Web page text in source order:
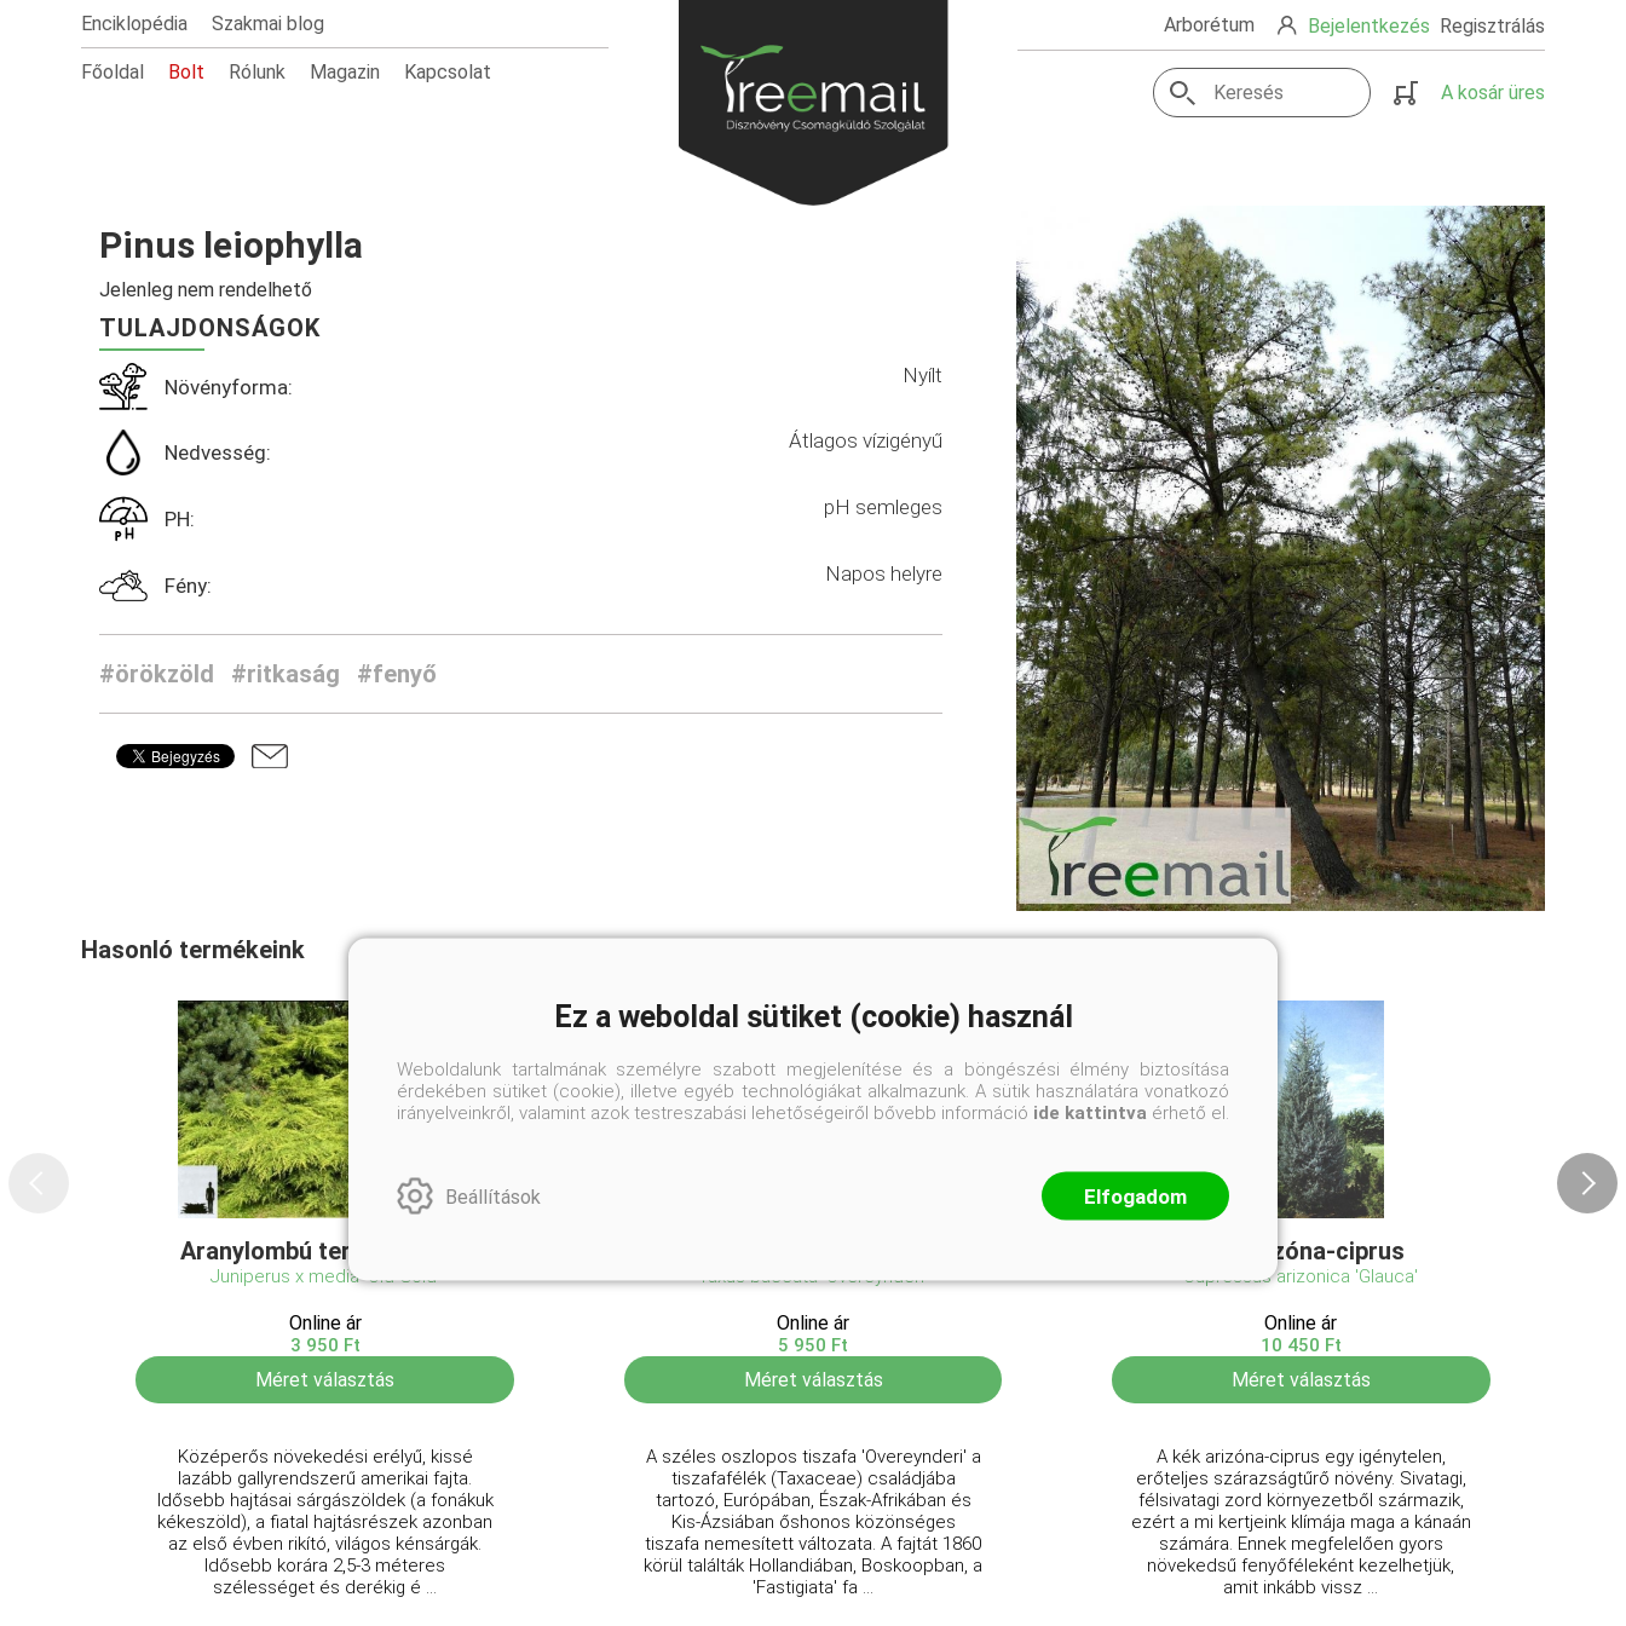
Enciklopédia Szakmai blog
Főoldal Bolt Rólunk Magazin Kapcsolat
Arborétum Bejelentkezés Regisztrálás
A kosár üres
Pinus leiophylla
Jelenleg nem rendelhető
TULAJDONSÁGOK
Növényforma: Nyílt
Nedvesség: Átlagos vízigényű
PH: pH semleges
Fény: Napos helyre
#örökzöld #ritkaság #fenyő
Hasonló termékeink
Aranylombú terülő boróka
Juniperus x media 'Old Gold'
Online ár
3 950 Ft
Méret választás
Középerős növekedési erélyű, kissé
lazább gallyrendszerű amerikai fajta.
Idősebb hajtásai sárgászöldek (a fonákuk
kékeszöld), a fiatal hajtásrészek azonban
az első évben rikító, világos kénsárgák.
Idősebb korára 2,5-3 méteres
szélességet és derékig é ...
Taxus baccata 'Overeynderi'
Online ár
5 950 Ft
Méret választás
A széles oszlopos tiszafa 'Overeynderi' a
tiszafafélék (Taxaceae) családjába
tartozó, Európában, Észak-Afrikában és
Kis-Ázsiában őshonos közönséges
tiszafa nemesített változata. A fajtát 1860
körül találták Hollandiában, Boskoopban, a
'Fastigiata' fa ...
Kék arizóna-ciprus
Cupressus arizonica 'Glauca'
Online ár
10 450 Ft
Méret választás
A kék arizóna-ciprus egy igénytelen,
erőteljes szárazságtűrő növény. Sivatagi,
félsivatagi zord környezetből származik,
ezért a mi kertjeink klímája maga a kánaán
számára. Ennek megfelelően gyors
növekedsű fenyőféleként kezelhetjük,
amit inkább vissz ...
Ez a weboldal sütiket (cookie) használ
Weboldalunk tartalmának személyre szabott megjelenítése és a böngészési élmény biztosítása
érdekében sütiket (cookie), illetve egyéb technológiákat alkalmazunk. A sütik használatára vonatkozó
irányelveinkről, valamint azok testreszabási lehetőségeiről bővebb információ ide kattintva érhető el.
Beállítások Elfogadom